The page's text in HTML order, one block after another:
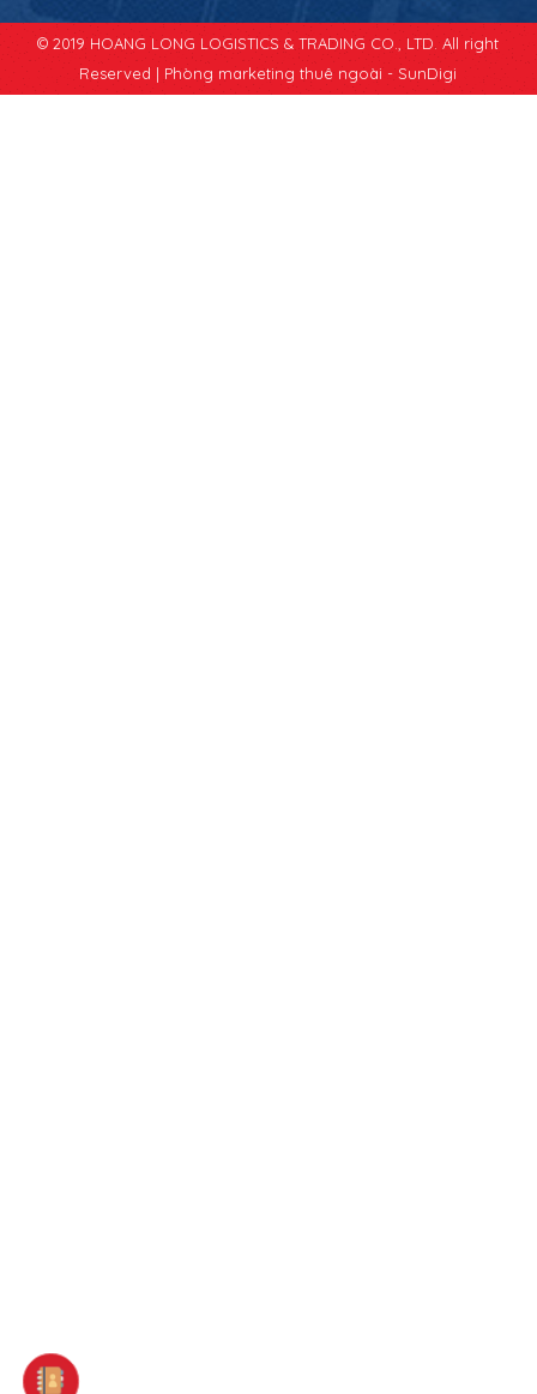
© 2019 HOANG LONG LOGISTICS & TRADING CO., LTD. All right
Reserved | Phòng marketing thuê ngoài - SunDigi